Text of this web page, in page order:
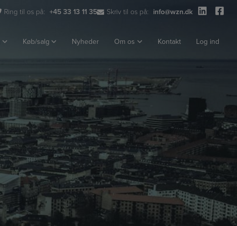
Ring til os på: +45 33 13 11 35 Skriv til os på: info@wzn.dk
Køb/salg Nyheder Om os Kontakt Log ind